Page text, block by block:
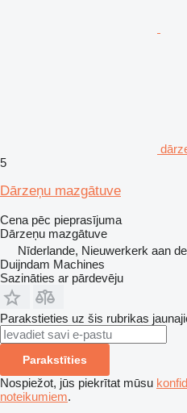
5
Dārzeņu mazgātuve
Cena pēc pieprasījuma
Dārzeņu mazgātuve
Nīderlande, Nieuwerkerk aan
Duijndam Machines
Sazināties ar pārdevēju
Parakstieties uz šis rubrikas
Parakstīties
Nospiežot, jūs piekrītat mūsu
noteikumiem.